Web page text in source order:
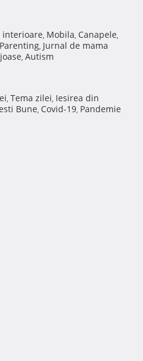
interioare, Mobila, Canapele,
Parenting, Jurnal de mama
, Autism
, Tema zilei, Iesirea din
Bune, Covid-19, Pandemie